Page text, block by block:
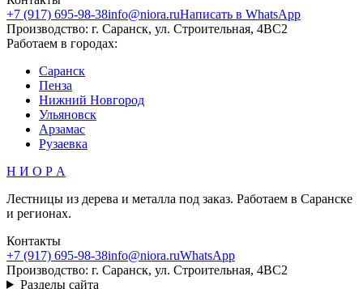
+7 (917) 695-98-38info@niora.ruНаписать в WhatsApp
Производство: г. Саранск, ул. Строительная, 4ВС2
Работаем в городах:
Саранск
Пенза
Нижний Новгород
Ульяновск
Арзамас
Рузаевка
Н И О Р А
Лестницы из дерева и металла под заказ. Работаем в Саранске
и регионах.
Контакты
+7 (917) 695-98-38info@niora.ruWhatsApp
Производство: г. Саранск, ул. Строительная, 4ВС2
Разделы сайта